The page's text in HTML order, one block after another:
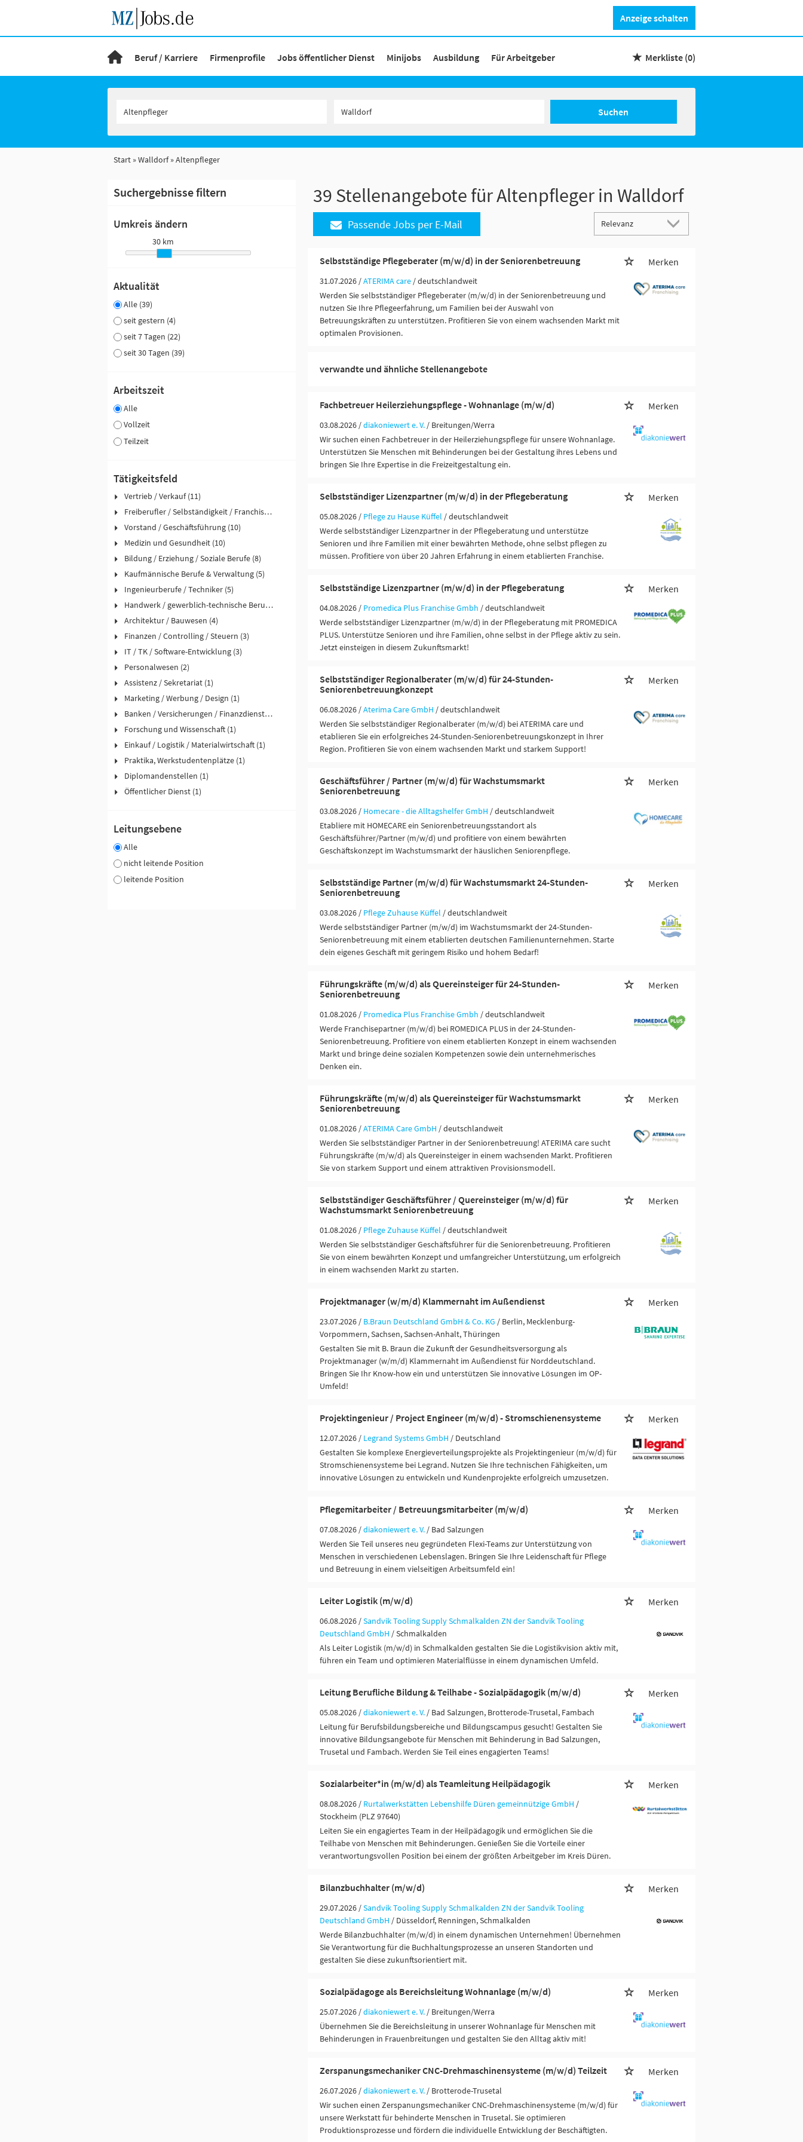
Anzeige schalten
Beruf / Karriere Firmenprofile Jobs öffentlicher Dienst Minijobs Ausbildung Für Arbeitgeber Merkliste (0)
Suchen
Start Walldorf Altenpfleger
Suchergebnisse filtern
Umkreis ändern
30 km
Aktualität
Alle (39)
seit gestern (4)
seit 7 Tagen (22)
seit 30 Tagen (39)
Arbeitszeit
Alle
Vollzeit
Teilzeit
Tätigkeitsfeld
Vertrieb / Verkauf (11)
Freiberufler / Selbständigkeit / Franchise (11)
Vorstand / Geschäftsführung (10)
Medizin und Gesundheit (10)
Bildung / Erziehung / Soziale Berufe (8)
Kaufmännische Berufe & Verwaltung (5)
Ingenieurberufe / Techniker (5)
Handwerk / gewerblich-technische Berufe (5)
Architektur / Bauwesen (4)
Finanzen / Controlling / Steuern (3)
IT / TK / Software-Entwicklung (3)
Personalwesen (2)
Assistenz / Sekretariat (1)
Marketing / Werbung / Design (1)
Banken / Versicherungen / Finanzdienstleister (1)
Forschung und Wissenschaft (1)
Einkauf / Logistik / Materialwirtschaft (1)
Praktika, Werkstudentenplätze (1)
Diplomandenstellen (1)
Öffentlicher Dienst (1)
Leitungsebene
Alle
nicht leitende Position
leitende Position
39 Stellenangebote für Altenpfleger in Walldorf
Passende Jobs per E-Mail
Selbstständige Pflegeberater (m/w/d) in der Seniorenbetreuung Merken
31.07.2026 /ATERIMA care / deutschlandweit
Werden Sie selbstständiger Pflegeberater (m/w/d) in der Seniorenbetreuung und
nutzen Sie Ihre Pflegeerfahrung, um Familien bei der Auswahl von
Betreuungskräften zu unterstützen. Profitieren Sie von einem wachsenden Markt mit
optimalen Provisionen.
verwandte und ähnliche Stellenangebote
Fachbetreuer Heilerziehungspflege - Wohnanlage (m/w/d) Merken
03.08.2026 /diakoniewert e. V. / Breitungen/Werra
Wir suchen einen Fachbetreuer in der Heilerziehungspflege für unsere Wohnanlage.
Unterstützen Sie Menschen mit Behinderungen bei der Gestaltung ihres Lebens und
bringen Sie Ihre Expertise in die Freizeitgestaltung ein.
Selbstständiger Lizenzpartner (m/w/d) in der Pflegeberatung Merken
05.08.2026 / Pflege zu Hause Küffel / deutschlandweit
Werde selbstständiger Lizenzpartner in der Pflegeberatung und unterstütze
Senioren und ihre Familien mit einer bewährten Methode, ohne selbst pflegen zu
müssen. Profitiere von über 20 Jahren Erfahrung in einem etablierten Franchise.
Selbstständige Lizenzpartner (m/w/d) in der Pflegeberatung Merken
04.08.2026 / Promedica Plus Franchise Gmbh / deutschlandweit
Werde selbstständiger Lizenzpartner (m/w/d) in der Pflegeberatung mit PROMEDICA
PLUS. Unterstütze Senioren und ihre Familien, ohne selbst in der Pflege aktiv zu sein.
Jetzt einsteigen in diesem Zukunftsmarkt!
Selbstständiger Regionalberater (m/w/d) für 24-Stunden-
Seniorenbetreuungkonzept
Merken
06.08.2026 /Aterima Care GmbH / deutschlandweit
Werden Sie selbstständiger Regionalberater (m/w/d) bei ATERIMA care und
etablieren Sie ein erfolgreiches 24-Stunden-Seniorenbetreuungskonzept in Ihrer
Region. Profitieren Sie von einem wachsenden Markt und starkem Support!
Geschäftsführer / Partner (m/w/d) für Wachstumsmarkt
Seniorenbetreuung
Merken
03.08.2026 / Homecare - die Alltagshelfer GmbH / deutschlandweit
Etabliere mit HOMECARE ein Seniorenbetreuungsstandort als
Geschäftsführer/Partner (m/w/d) und profitiere von einem bewährten
Geschäftskonzept im Wachstumsmarkt der häuslichen Seniorenpflege.
Selbstständige Partner (m/w/d) für Wachstumsmarkt 24-Stunden-
Seniorenbetreuung
Merken
03.08.2026 / Pflege Zuhause Küffel / deutschlandweit
Werde selbstständiger Partner (m/w/d) im Wachstumsmarkt der 24-Stunden-
Seniorenbetreuung mit einem etablierten deutschen Familienunternehmen. Starte
dein eigenes Geschäft mit geringem Risiko und hohem Bedarf!
Führungskräfte (m/w/d) als Quereinsteiger für 24-Stunden-
Seniorenbetreuung
Merken
01.08.2026 / Promedica Plus Franchise Gmbh / deutschlandweit
Werde Franchisepartner (m/w/d) bei ROMEDICA PLUS in der 24-Stunden-
Seniorenbetreuung. Profitiere von einem etablierten Konzept in einem wachsenden
Markt und bringe deine sozialen Kompetenzen sowie dein unternehmerisches
Denken ein.
Führungskräfte (m/w/d) als Quereinsteiger für Wachstumsmarkt
Seniorenbetreuung
Merken
01.08.2026 /ATERIMA Care GmbH / deutschlandweit
Werden Sie selbstständiger Partner in der Seniorenbetreuung! ATERIMA care sucht
Führungskräfte (m/w/d) als Quereinsteiger in einem wachsenden Markt. Profitieren
Sie von starkem Support und einem attraktiven Provisionsmodell.
Selbstständiger Geschäftsführer / Quereinsteiger (m/w/d) für
Wachstumsmarkt Seniorenbetreuung
Merken
01.08.2026 / Pflege Zuhause Küffel / deutschlandweit
Werden Sie selbstständiger Geschäftsführer für die Seniorenbetreuung. Profitieren
Sie von einem bewährten Konzept und umfangreicher Unterstützung, um erfolgreich
in einem wachsenden Markt zu starten.
Projektmanager (w/m/d) Klammernaht im Außendienst Merken
23.07.2026 / B.Braun Deutschland GmbH & Co. KG / Berlin, Mecklenburg-
Vorpommern, Sachsen, Sachsen-Anhalt, Thüringen
Gestalten Sie mit B. Braun die Zukunft der Gesundheitsversorgung als
Projektmanager (w/m/d) Klammernaht im Außendienst für Norddeutschland.
Bringen Sie Ihr Know-how ein und unterstützen Sie innovative Lösungen im OP-
Umfeld!
Projektingenieur / Project Engineer (m/w/d) - Stromschienensysteme Merken
12.07.2026 / Legrand Systems GmbH / Deutschland
Gestalten Sie komplexe Energieverteilungsprojekte als Projektingenieur (m/w/d) für
Stromschienensysteme bei Legrand. Nutzen Sie Ihre technischen Fähigkeiten, um
innovative Lösungen zu entwickeln und Kundenprojekte erfolgreich umzusetzen.
Pflegemitarbeiter / Betreuungsmitarbeiter (m/w/d) Merken
07.08.2026 /diakoniewert e. V. / Bad Salzungen
Werden Sie Teil unseres neu gegründeten Flexi-Teams zur Unterstützung von
Menschen in verschiedenen Lebenslagen. Bringen Sie Ihre Leidenschaft für Pflege
und Betreuung in einem vielseitigen Arbeitsumfeld ein!
Leiter Logistik (m/w/d) Merken
06.08.2026 /Sandvik Tooling Supply Schmalkalden ZN der Sandvik Tooling
Deutschland GmbH / Schmalkalden
Als Leiter Logistik (m/w/d) in Schmalkalden gestalten Sie die Logistikvision aktiv mit,
führen ein Team und optimieren Materialflüsse in einem dynamischen Umfeld.
Leitung Berufliche Bildung & Teilhabe - Sozialpädagogik (m/w/d) Merken
05.08.2026 /diakoniewert e. V. / Bad Salzungen, Brotterode-Trusetal, Fambach
Leitung für Berufsbildungsbereiche und Bildungscampus gesucht! Gestalten Sie
innovative Bildungsangebote für Menschen mit Behinderung in Bad Salzungen,
Trusetal und Fambach. Werden Sie Teil eines engagierten Teams!
Sozialarbeiter*in (m/w/d) als Teamleitung Heilpädagogik Merken
08.08.2026 / Rurtalwerkstätten Lebenshilfe Düren gemeinnützige GmbH /
Stockheim (PLZ 97640)
Leiten Sie ein engagiertes Team in der Heilpädagogik und ermöglichen Sie die
Teilhabe von Menschen mit Behinderungen. Genießen Sie die Vorteile einer
verantwortungsvollen Position bei einem der größten Arbeitgeber im Kreis Düren.
Bilanzbuchhalter (m/w/d) Merken
29.07.2026 /Sandvik Tooling Supply Schmalkalden ZN der Sandvik Tooling
Deutschland GmbH / Düsseldorf, Renningen, Schmalkalden
Werde Bilanzbuchhalter (m/w/d) in einem dynamischen Unternehmen! Übernehmen
Sie Verantwortung für die Buchhaltungsprozesse an unseren Standorten und
gestalten Sie diese zukunftsorientiert mit.
Sozialpädagoge als Bereichsleitung Wohnanlage (m/w/d) Merken
25.07.2026 /diakoniewert e. V. / Breitungen/Werra
Übernehmen Sie die Bereichsleitung in unserer Wohnanlage für Menschen mit
Behinderungen in Frauenbreitungen und gestalten Sie den Alltag aktiv mit!
Zerspanungsmechaniker CNC-Drehmaschinensysteme (m/w/d) Teilzeit Merken
26.07.2026 /diakoniewert e. V. / Brotterode-Trusetal
Wir suchen einen Zerspanungsmechaniker CNC-Drehmaschinensysteme (m/w/d) für
unsere Werkstatt für behinderte Menschen in Trusetal. Sie optimieren
Produktionsprozesse und fördern die individuelle Entwicklung der Beschäftigten.